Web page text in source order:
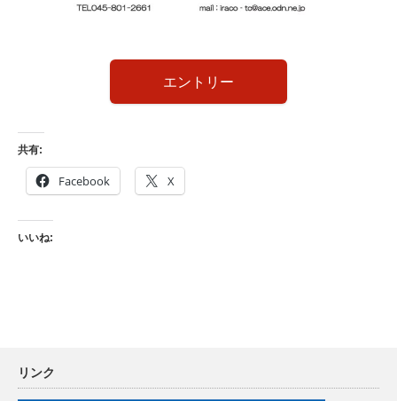
エントリー
共有:
Facebook X
いいね:
リンク